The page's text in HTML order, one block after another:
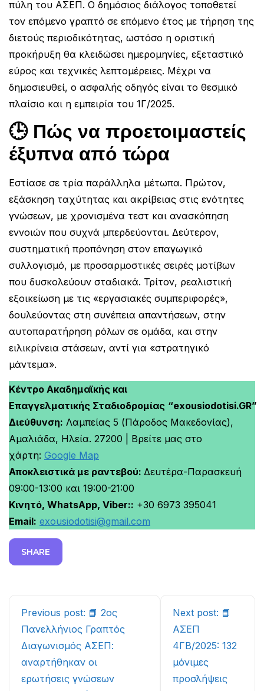
πύλη του ΑΣΕΠ. Ο δημόσιος διάλογος τοποθετεί
τον επόμενο γραπτό σε επόμενο έτος με τήρηση της
διετούς περιοδικότητας, ωστόσο η οριστική
προκήρυξη θα κλειδώσει ημερομηνίες, εξεταστικό
εύρος και τεχνικές λεπτομέρειες. Μέχρι να
δημοσιευθεί, ο ασφαλής οδηγός είναι το θεσμικό
πλαίσιο και η εμπειρία του 1Γ/2025.
🕒 Πώς να προετοιμαστείς
έξυπνα από τώρα
Εστίασε σε τρία παράλληλα μέτωπα. Πρώτον,
εξάσκηση ταχύτητας και ακρίβειας στις ενότητες
γνώσεων, με χρονισμένα τεστ και ανασκόπηση
εννοιών που συχνά μπερδεύονται. Δεύτερον,
συστηματική προπόνηση στον επαγωγικό
συλλογισμό, με προσαρμοστικές σειρές μοτίβων
που δυσκολεύουν σταδιακά. Τρίτον, ρεαλιστική
εξοικείωση με τις «εργασιακές συμπεριφορές»,
δουλεύοντας στη συνέπεια απαντήσεων, στην
αυτοπαρατήρηση ρόλων σε ομάδα, και στην
ειλικρίνεια στάσεων, αντί για «στρατηγικό
μάντεμα».
Κέντρο Ακαδημαϊκής και
Επαγγελματικής Σταδιοδρομίας “exousiodotisi.GR”
Διεύθυνση: Λαμπείας 5 (Πάροδος Μακεδονίας),
Αμαλιάδα, Ηλεία. 27200 | Βρείτε μας στο
χάρτη: Google Map
Αποκλειστικά με ραντεβού: Δευτέρα-Παρασκευή
09:00-13:00 και 19:00-21:00
Κινητό, WhatsApp, Viber:: +30 6973 395041
Email: exousiodotisi@gmail.com
SHARE
Continue
Reading
Previous post: 📘 2ος
Πανελλήνιος Γραπτός
Διαγωνισμός ΑΣΕΠ:
αναρτήθηκαν οι
ερωτήσεις γνώσεων
Next post: 📘
ΑΣΕΠ
4ΓΒ/2025: 132
μόνιμες
προσλήψεις